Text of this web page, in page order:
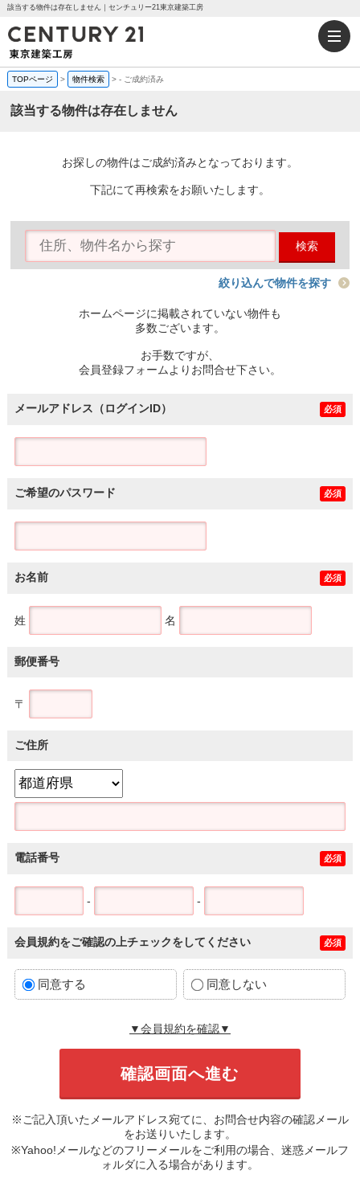
該当する物件は存在しません｜センチュリー21東京建築工房
TOPページ > 物件検索 >- ご成約済み
該当する物件は存在しません
お探しの物件はご成約済みとなっております。
下記にて再検索をお願いたします。
検索
絞り込んで物件を探す
ホームページに掲載されていない物件も
多数ございます。
お手数ですが、
会員登録フォームよりお問合せ下さい。
メールアドレス（ログインID） 必須
ご希望のパスワード 必須
お名前 必須
姓 名
郵便番号
〒
ご住所
電話番号 必須
- -
会員規約をご確認の上チェックをしてください 必須
同意する 同意しない
▼会員規約を確認▼
※ご記入頂いたメールアドレス宛てに、お問合せ内容の確認メール
をお送りいたします。
※Yahoo!メールなどのフリーメールをご利用の場合、迷惑メールフ
ォルダに入る場合があります。